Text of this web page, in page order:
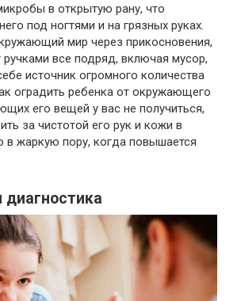
в открытую рану, что
под ногтями и на грязных руках.
мир через прикосновения,
все подряд, включая мусор,
источник огромного количества
оградить ребенка от окружающего
его вещей у вас не получиться,
за чистотой его рук и кожи в
в жаркую пору, когда повышается